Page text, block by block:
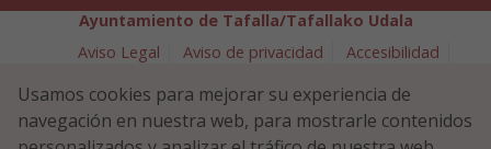
Ayuntamiento de Tafalla/Tafallako Udala
Aviso Legal
Aviso de privacidad
Accesibilidad
Política de Seguridad de la Información
Plaza Navarra 5 - 31300 Tafalla (NAVARRA)
948 70 18 11
Usamos cookies para mejorar su experiencia de
navegación en nuestra web, para mostrarle contenidos